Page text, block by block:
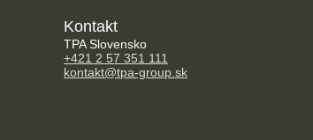
Kontakt
TPA Slovensko
+421 2 57 351 111
kontakt@tpa-group.sk